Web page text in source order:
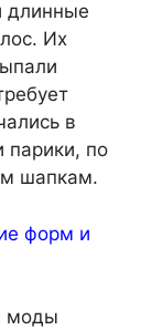
длинные
Их
в
парики, по
шапкам.
форм и
моды